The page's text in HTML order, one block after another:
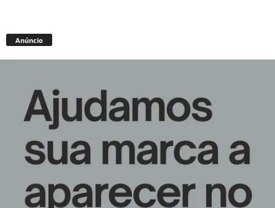
Anúncio